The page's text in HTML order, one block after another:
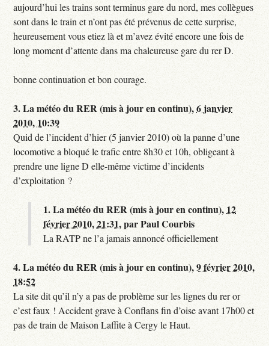
aujourd’hui les trains sont terminus gare du nord, mes collègues
sont dans le train et n’ont pas été prévenus de cette surprise,
heureusement vous etiez là et m’avez évité encore une fois de
long moment d’attente dans ma chaleureuse gare du rer D.
bonne continuation et bon courage.
3.La météo du RER (mis à jour en continu),6 janvier
2010, 10:39
Quid de l’incident d’hier (5 janvier 2010) où la panne d’une
locomotive a bloqué le trafic entre 8h30 et 10h, obligeant à
prendre une ligne D elle-même victime d’incidents
d’exploitation ?
1.La météo du RER (mis à jour en continu), 12
février 2010, 21:31,parPaul Courbis
La RATP ne l’a jamais annoncé officiellement
4.La météo du RER (mis à jour en continu),9 février 2010,
18:52
La site dit qu’il n’y a pas de problème sur les lignes du rer or
c’est faux ! Accident grave à Conflans fin d’oise avant 17h00 et
pas de train de Maison Laffite à Cergy le Haut.